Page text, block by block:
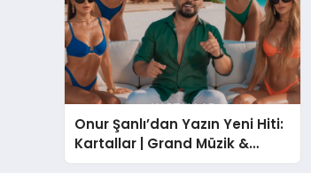
Onur Şanlı’dan Yazın Yeni Hiti:
Kartallar | Grand Müzik &
Nihat Ulaş İmzalı Yeni Şarkı